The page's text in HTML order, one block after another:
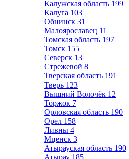
Калужская область 199
Калуга 103
Обнинск 31
Малоярославец 11
Томская область 197
Томск 155
Северск 13
Стрежевой 8
Тверская область 191
Тверь 123
Вышний Волочёк 12
Торжок 7
Орловская область 190
Орел 158
Ливны 4
Мценск 3
Атырауская область 190
Атырау 185